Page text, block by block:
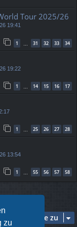
zu
Tour 2025/26
19:41
1 31 32 33 34
19:22
1 14 15 16 17
1 25 26 27 28
13:54
1 55 56 57 58
Gehe zu